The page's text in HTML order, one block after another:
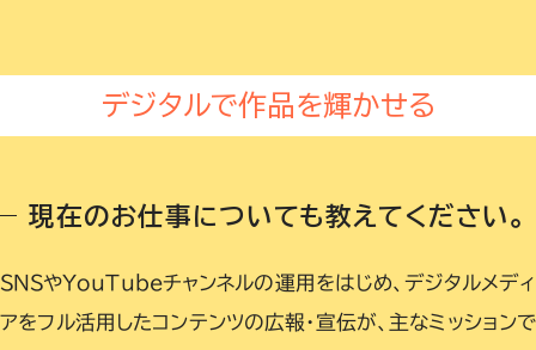
デジタルで作品を輝かせる
現在のお仕事についても教えてください。
SNSやYouTubeチャンネルの運用をはじめ、デジタルメディ
アをフル活用したコンテンツの広報・宣伝が、主なミッションで